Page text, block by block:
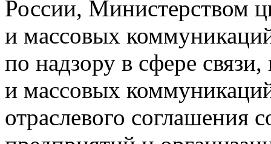
России, Министерством
и массовых
по надзору в сфере
и массовых
отраслевого соглашения